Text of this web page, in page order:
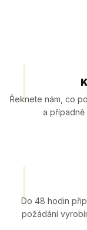
Řeknete nám, co
a případně
Do 48 hodin
požádání